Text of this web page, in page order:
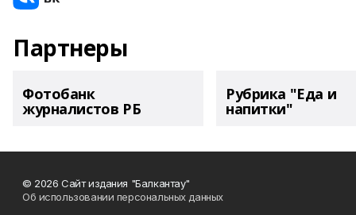
Партнеры
Фотобанк
журналистов РБ
Рубрика "Еда и
напитки"
© 2026 Сайт издания "Балкантау"
Об использовании персональных данных